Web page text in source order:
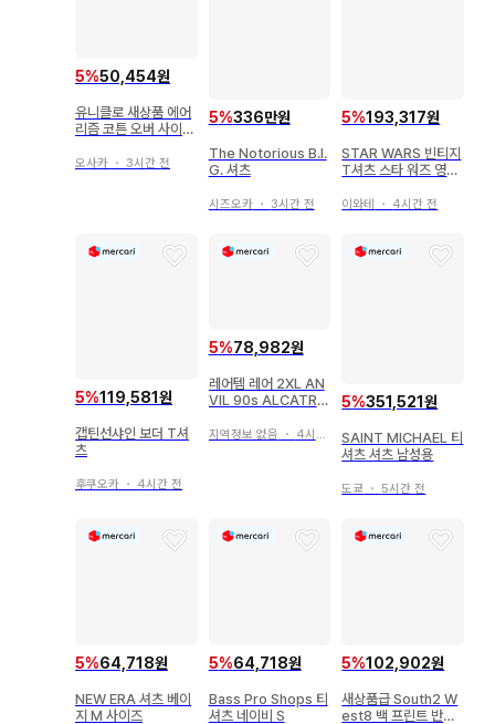
5%50,454원
유니클로 새상품 에어
리즘 코튼 오버 사이즈
오사카 ・ 3시간 전
5%336만원
The Notorious B.I.
G. 셔츠
시즈오카・ 3시간 전
5%193,317원
STAR WARS 빈티지
T셔츠 스타 워즈 영화
이와테 ・ 4시간 전
5%119,581원
캡틴선샤인 보더 T셔
츠
후쿠오카 ・ 4시간 전
5%78,982원
레어템 레어 2XL AN
VIL 90s ALCATRA
지역정보 없음 ・ 4시간 전
5%351,521원
SAINT MICHAEL 티
셔츠 셔츠 남성용
도쿄 ・5시간 전
5%64,718원
NEW ERA 셔츠 베이
지 M 사이즈
5%64,718원
Bass Pro Shops 티
셔츠 네이비 S
5%102,902원
새상품급 South2 W
est8 백 프린트 반팔